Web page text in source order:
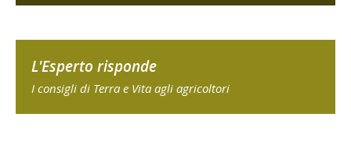
L'Esperto risponde
I consigli di Terra e Vita agli agricoltori